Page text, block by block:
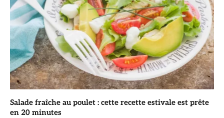
Salade fraîche au poulet : cette recette estivale est prête
en 20 minutes